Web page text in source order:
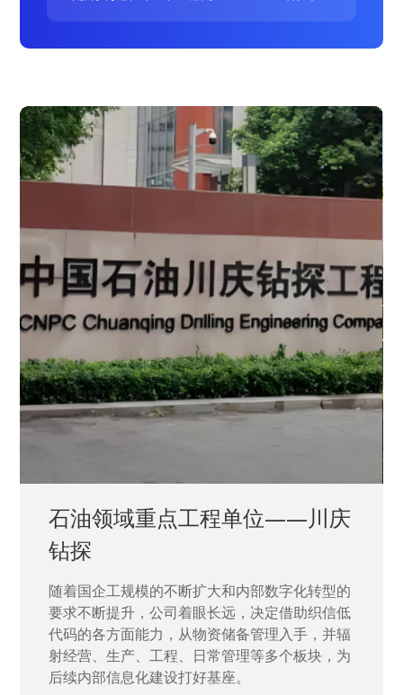
石油领域重点工程单位——川庆
钻探
随着国企工规模的不断扩大和内部数字化转型的
要求不断提升，公司着眼长远，决定借助织信低
代码的各方面能力，从物资储备管理入手，并辐
射经营、生产、工程、日常管理等多个板块，为
后续内部信息化建设打好基座。